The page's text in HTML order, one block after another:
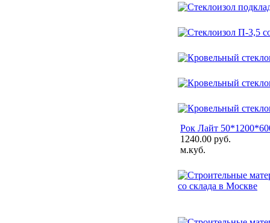
Рок Лайт
1240.00 руб.
м.куб.